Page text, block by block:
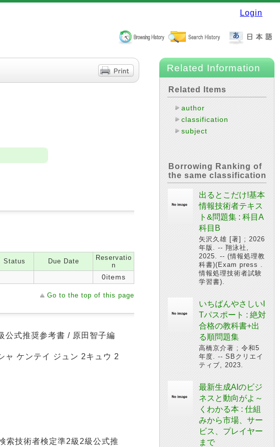
Login
Status Due Date
Reservatio
n
0items
Go to the top of this page
公式推奨参考書 / 原田智子編
ャ ケンテイ ジュン 2キュウ 2
索技術者検定準2級2級公式推
Related Information
Related Items
author
classification
subject
Borrowing Ranking of
the same classification
出るとこだけ!基本
情報技術者テキス
ト&問題集 : 科目A
科目B
矢沢久雄 [著] ; 2026
年版. -- 翔泳社,
2025. -- (情報処理教
科書)(Exam press .
情報処理技術者試験
学習書).
いちばんやさしいI
Tパスポート : 絶対
合格の教科書+出
る順問題集
高橋京介著 ; 令和5
年度. -- SBクリエイ
ティブ, 2023.
最新生成AIのビジ
ネスと動向がよ～
くわかる本 : 仕組
みから市場、サー
ビス、プレイヤー
まで